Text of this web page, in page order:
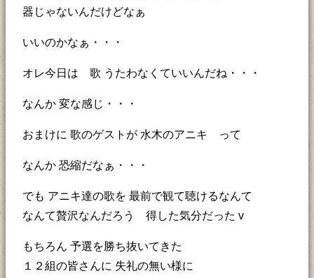
器じゃないんだけどなぁ
いいのかなぁ・・・
オレ今日は 歌 うたわなくていいんだね・・・
なんか 変な感じ・・・
おまけに 歌のゲストが 水木のアニキ って
なんか 恐縮だなぁ・・・
でも アニキ達の歌を 最前で観て聴けるなんて
なんて贅沢なんだろう 得した気分だった v
もちろん 予選を勝ち抜いてきた
１２組の皆さんに 失礼の無い様に